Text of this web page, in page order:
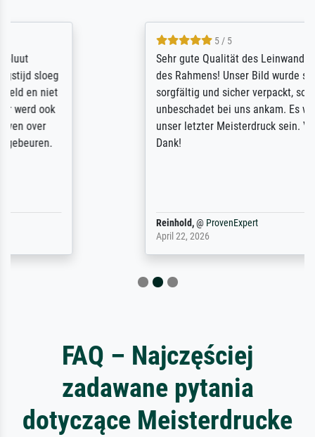
Sehr gute Qualität des Leinwanddrucks und
des Rahmens! Unser Bild wurde sehr
sorgfältig und sicher verpackt, so dass es
unbeschadet bei uns ankam. Es wird nicht
unser letzter Meisterdruck sein. Vielen
ProvenExpert
FAQ – Najczęściej
zadawane pytania
dotyczące Meisterdrucke